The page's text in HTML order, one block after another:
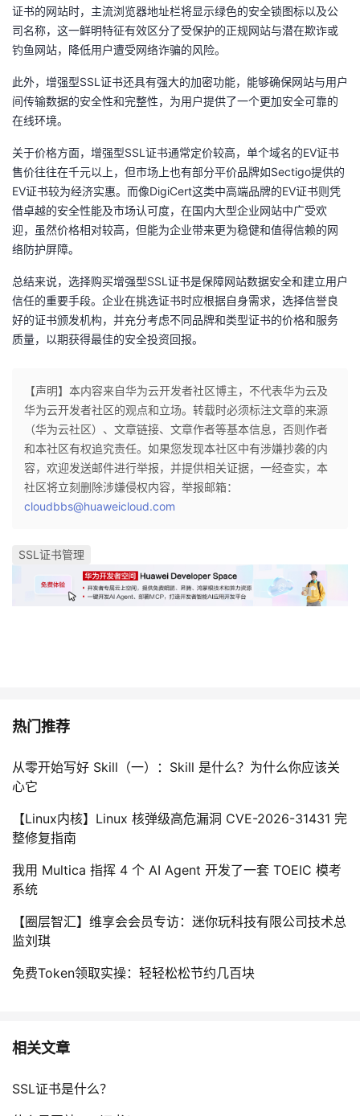
动
关
注
的
开
发
学
堂
我
的
课
我
的
证
我
实
验
的
收
藏
我
的
Programs
我
的
支
持
我
的
技
术
持
我
的
云
建
议
证书的网站时，主流浏览器地址栏将显示绿色的安全锁图标以及公
司名称，这一鲜明特征有效区分了受保护的正规网站与潜在欺诈或
钓鱼网站，降低用户遭受网络诈骗的风险。
此外，增强型SSL证书还具有强大的加密功能，能够确保网站与用户
间传输数据的安全性和完整性，为用户提供了一个更加安全可靠的
在线环境。
关于价格方面，增强型SSL证书通常定价较高，单个域名的EV证书
售价往往在千元以上，但市场上也有部分平价品牌如Sectigo提供的
EV证书较为经济实惠。而像DigiCert这类中高端品牌的EV证书则凭
借卓越的安全性能及市场认可度，在国内大型企业网站中广受欢
迎，虽然价格相对较高，但能为企业带来更为稳健和值得信赖的网
络防护屏障。
总结来说，选择购买增强型SSL证书是保障网站数据安全和建立用户
信任的重要手段。企业在挑选证书时应根据自身需求，选择信誉良
好的证书颁发机构，并充分考虑不同品牌和类型证书的价格和服务
质量，以期获得最佳的安全投资回报。
【声明】本内容来自华为云开发者社区博主，不代表华为云及
华为云开发者社区的观点和立场。转载时必须标注文章的来源
（华为云社区）、文章链接、文章作者等基本信息，否则作者
和本社区有权追究责任。如果您发现本社区中有涉嫌抄袭的内
容，欢迎发送邮件进行举报，并提供相关证据，一经查实，本
社区将立刻删除涉嫌侵权内容，举报邮箱：
cloudbbs@huaweicloud.com
SSL证书管理
热门推荐
从零开始写好 Skill（一）：Skill 是什么？为什么你应该关
心它
【Linux内核】Linux 核弹级高危漏洞 CVE-2026-31431 完
整修复指南
我用 Multica 指挥 4 个 AI Agent 开发了一套 TOEIC 模考
系统
【圈层智汇】维享会会员专访：迷你玩科技有限公司技术总
监刘琪
免费Token领取实操：轻轻松松节约几百块
相关文章
SSL证书是什么？